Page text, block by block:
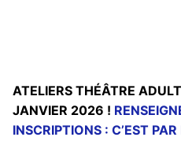
ATELIERS THÉÂTRE
JANVIER 2026 !
INSCRIPTIONS : C’EST PAR